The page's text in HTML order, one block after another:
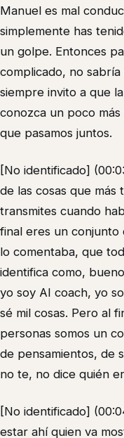
Manuel es mal
simplemente has
un golpe. Entonces
complicado, no
siempre invito a que
conozca un poco
que pasamos juntos.
[No identificado]
de las cosas que
transmites cuando
final eres un conjunto
lo comentaba, que
identifica como,
yo soy AI coach, yo
sé mil cosas. Pero al
personas somos un
de pensamientos, de
no te, no dice quién
[No identificado]
estar ahí quien va